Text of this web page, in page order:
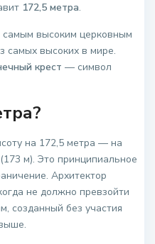
172,5 метра.
высоким церковным
самых высоких в мире.
крест — символ
на 172,5 метра — на
(173 м). Это принципиальное
Архитектор
не должно превзойти
созданный без участия